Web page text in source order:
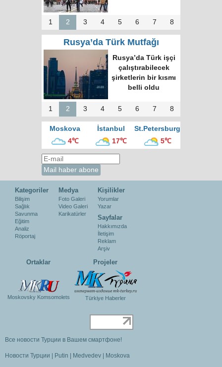
1 2 3 4 5 6 7 8
Rusya’da Türk Mutfağı
Rusya’da Türk işçi
çalıştırabilecek
şirketlerin bir kısmı
belli oldu
1 2 3 4 5 6 7 8
Moskova İstanbul
St.Petersburg
4℃
17℃ 5℃
Kategoriler
Bilişim
Sağlık
Savunma
Eğitim
Analiz
Röportaj
Medya
Foto Galeri
Video Galeri
Karikatürler
Kişilikler
Yorumlar
Yazar
Sayfalar
Hakkımızda
İletişim
Reklam
Arşiv
Ortaklar
Moskovsky Komsomolets
Projeler
Türkiye Haberler
Все новости Турции в Вашем смартфоне!
Новости Турции Putin Medvedev Moskova